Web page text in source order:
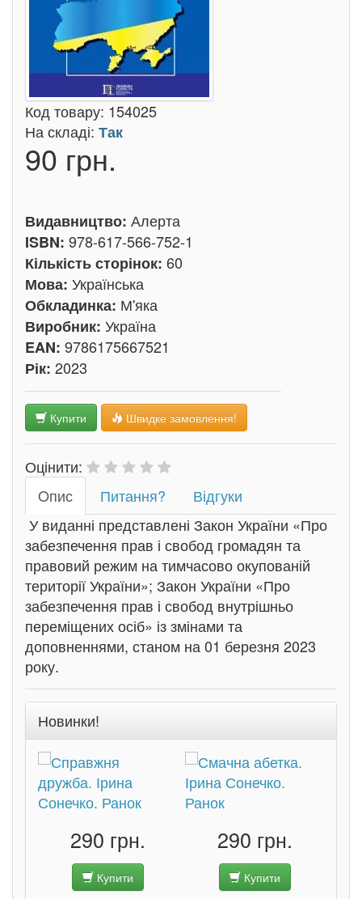
Код товару: 154025
На складі: Так
90 грн.
Видавництво: Алерта
ISBN: 978-617-566-752-1
Кількість сторінок: 60
Мова: Українська
Обкладинка: М'яка
Виробник: Україна
EAN: 9786175667521
Рік: 2023
Купити Швидке замовлення!
Оцінити:
Oпис
Питання?
Відгуки
У виданні представлені Закон України «Про
забезпечення прав і свобод громадян та
правовий режим на тимчасово окупованій
території України»; Закон України «Про
забезпечення прав і свобод внутрішньо
переміщених осіб» із змінами та
доповненнями, станом на 01 березня 2023
року.
Новинки!
290 грн.
Купити
290 грн.
Купити